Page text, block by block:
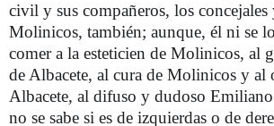
civil y sus compañeros, los concejales
Molinicos, también; aunque, él ni se
comer a la esteticien de Molinicos, al
de Albacete, al cura de Molinicos y al
Albacete, al difuso y dudoso Emiliano
no se sabe si es de izquierdas o de